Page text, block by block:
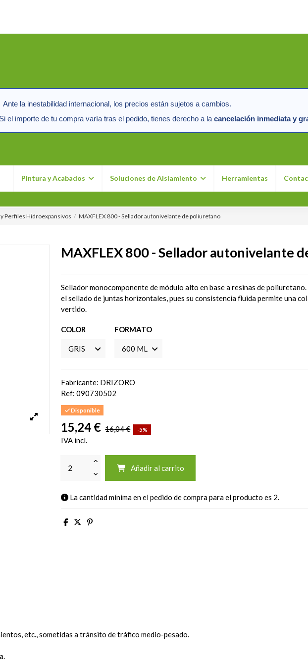
Ante la inestabilidad internacional, los precios están sujetos a cambios.
el importe de tu compra varía tras el pedido, tienes derecho a la cancelación inmediata y
Pintura y Acabados Soluciones de Aislamiento Herramientas
Perfiles Hidroexpansivos MAXFLEX 800 - Sellador autonivelante de poliuretano
MAXFLEX 800 - Sellador autonivelante
Sellador monocomponente de módulo alto en base a resinas de
el sellado de juntas horizontales, pues su consistencia fluida permite una
vertido.
COLOR FORMATO
Fabricante: DRIZORO
Ref: 090730502
Disponible
15,24 € 16,04 € -5%
IVA incl.
Añadir al carrito
La cantidad mínima en el pedido de compra para el producto es 2.
etc., sometidas a tránsito de tráfico medio-pesado.